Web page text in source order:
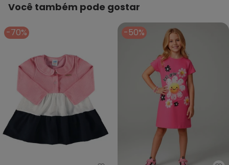
Você também pode gostar
-70% -50%